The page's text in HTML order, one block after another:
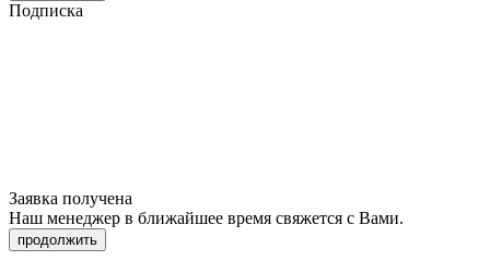
Подписка
Заявка получена
Наш менеджер в ближайшее время свяжется с Вами.
продолжить